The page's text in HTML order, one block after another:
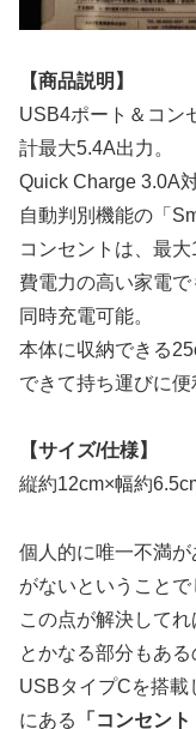
【商品説明】
USB4ポート＆コン
計最大5.4A出力。
Quick Charge 3.0A
自動判別機能の「
コンセントは、最
費電力の高い家電で
同時充電可能。
本体に収納できる
できて持ち運びに便
【サイズ/仕様】
縦約12cm×幅約
個人的に唯一不満
がないということで
この点が解決して
とかなる部分もある
USBタイプCを搭載
にある
「コンセン